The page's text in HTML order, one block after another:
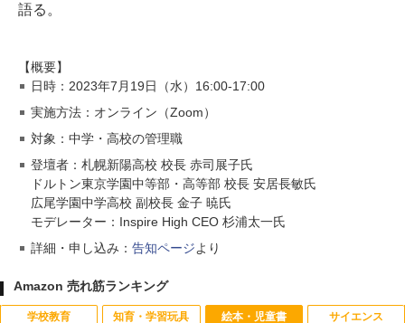
語る。
【概要】
日時：2023年7月19日（水）16:00-17:00
実施方法：オンライン（Zoom）
対象：中学・高校の管理職
登壇者：札幌新陽高校 校長 赤司展子氏
ドルトン東京学園中等部・高等部 校長 安居長敏氏
広尾学園中学高校 副校長 金子 暁氏
モデレーター：Inspire High CEO 杉浦太一氏
詳細・申し込み： 告知ページより
Amazon 売れ筋ランキング
学校教育 知育・学習玩具 絵本・児童書 サイエンス